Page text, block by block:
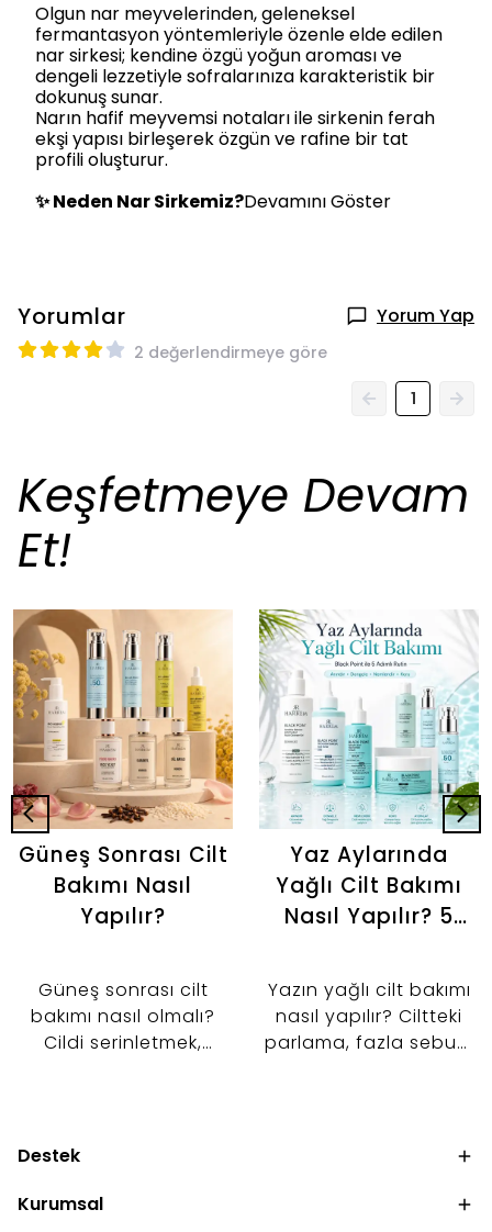
Olgun nar meyvelerinden, geleneksel
fermantasyon yöntemleriyle özenle elde edilen
nar sirkesi; kendine özgü yoğun aroması ve
dengeli lezzetiyle sofralarınıza karakteristik bir
dokunuş sunar.
Narın hafif meyvemsi notaları ile sirkenin ferah
ekşi yapısı birleşerek özgün ve rafine bir tat
profili oluşturur.
✨Neden Nar Sirkemiz?Devamını Göster
Yorumlar Yorum Yap
2 değerlendirmeye göre
1
Keşfetmeye Devam
Et!
Güneş Sonrası Cilt
Bakımı Nasıl
Yapılır?
Güneş sonrası cilt
bakımı nasıl olmalı?
Cildi serinletmek,
nemlendirici kullanımını
Yaz Aylarında
Yağlı Cilt Bakımı
Nasıl Yapılır? 5
Bakım Rutini
Yazın yağlı cilt bakımı
nasıl yapılır? Ciltteki
parlama, fazla sebum
Destek
Kurumsal